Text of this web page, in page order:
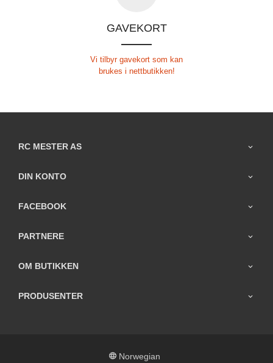
GAVEKORT
Vi tilbyr gavekort som kan
brukes i nettbutikken!
RC MESTER AS
DIN KONTO
FACEBOOK
PARTNERE
OM BUTIKKEN
PRODUSENTER
Norwegian